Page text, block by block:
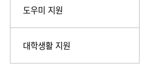
도우미 지원
대학생활 지원